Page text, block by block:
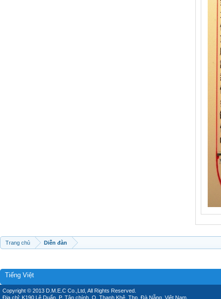
Trang chủ Diễn đàn
Tiếng Việt
Copyright © 2013 D.M.E.C Co.,Ltd, All Rights Reserved.
Địa chỉ: K190 Lê Duẩn, P. Tân chính, Q. Thanh Khê, Thp. Đà Nẵng, Việt Nam.